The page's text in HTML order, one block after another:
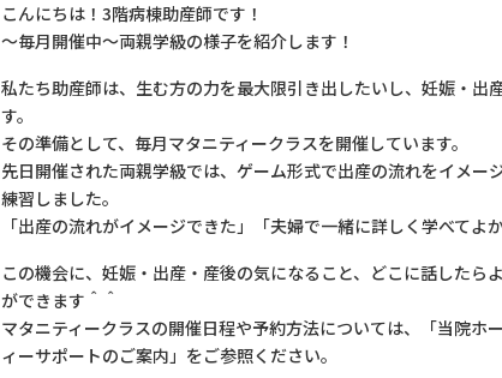
こんにちは！3階病棟助産師です！
～毎月開催中～両親学級の様子を紹介します！
私たち助産師は、生む方の力を最大限引き出したいし、妊娠・出
す。
その準備として、毎月マタニティークラスを開催しています。
先日開催された両親学級では、ゲーム形式で出産の流れをイメー
練習しました。
「出産の流れがイメージできた」「夫婦で一緒に詳しく学べてよ
この機会に、妊娠・出産・産後の気になること、どこに話したら
ができます＾＾
マタニティークラスの開催日程や予約方法については、「当院
ィーサポートのご案内」をご参照ください。